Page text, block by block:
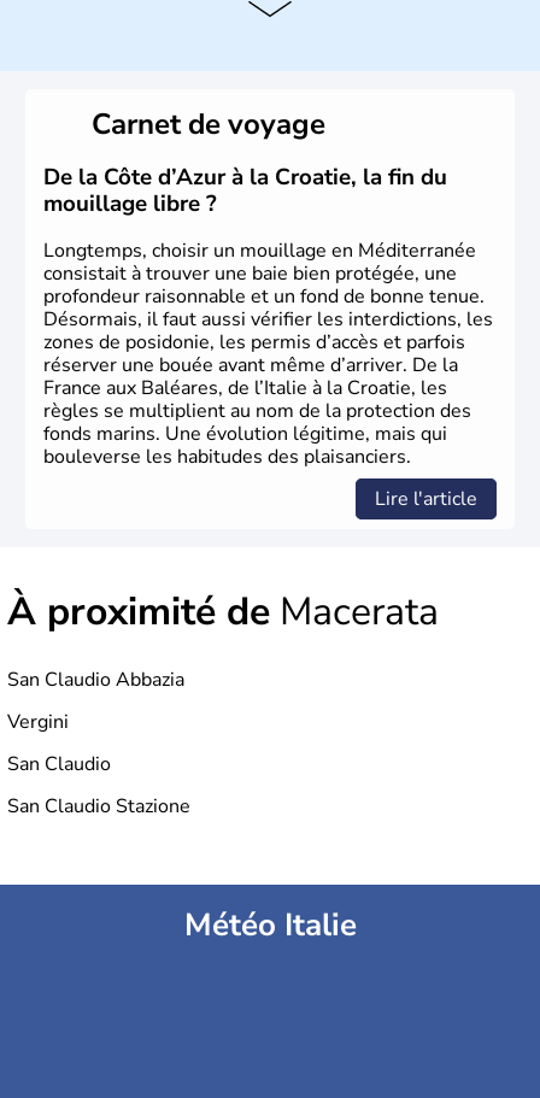
avant J.C. A la suite d'invasions barbares, l'Empire Romain
d'Occident s'effondre au Vème siècle. Le royaume d'Italie
est proclamé en 1861, Rome est annexée en 1870 et
devient sa capitale officielle. Il faudra attendre 1946 pour
qu'un référendum mette fin à la loyauté contraignant à
l'exile la famille royale. La république italienne est alors
proclamée.
Carnet de voyage
De la Côte d’Azur à la Croatie, la fin du
mouillage libre ?
Longtemps, choisir un mouillage en Méditerranée
consistait à trouver une baie bien protégée, une
profondeur raisonnable et un fond de bonne tenue.
Désormais, il faut aussi vérifier les interdictions, les
zones de posidonie, les permis d’accès et parfois
réserver une bouée avant même d’arriver. De la
France aux Baléares, de l’Italie à la Croatie, les
règles se multiplient au nom de la protection des
fonds marins. Une évolution légitime, mais qui
bouleverse les habitudes des plaisanciers.
Lire l'article
À proximité de Macerata
San Claudio Abbazia
Vergini
San Claudio
San Claudio Stazione
Météo Italie